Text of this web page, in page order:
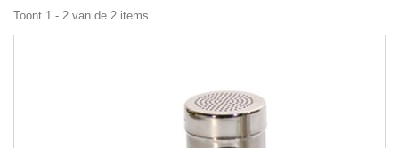
Toont 1 - 2 van de 2 items